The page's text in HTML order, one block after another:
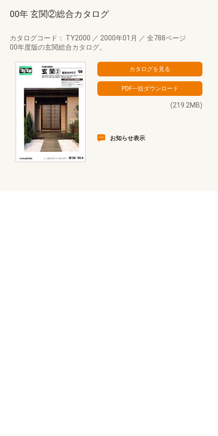
00年 玄関②総合カタログ
カタログコード： TY2000 ／ 2000年01月 ／ 全788ページ
00年度版の玄関総合カタログ。
(219.2MB)
お知らせ表示